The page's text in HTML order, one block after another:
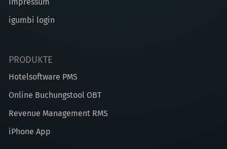
igumbi login
PRODUKTE
Hotelsoftware PMS
Online Buchungstool OBT
Revenue Management RMS
iPhone App